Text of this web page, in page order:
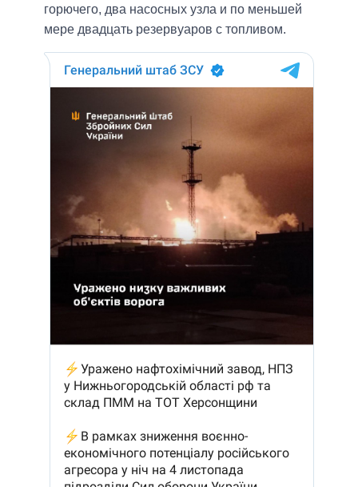
горючего, два насосных узла и по меньшей
мере двадцать резервуаров с топливом.